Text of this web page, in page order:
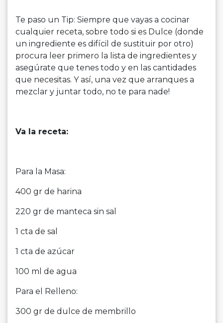
Te paso un Tip: Siempre que vayas a cocinar
cualquier receta, sobre todo si es Dulce (donde
un ingrediente es difícil de sustituir por otro)
procura leer primero la lista de ingredientes y
asegúrate que tenes todo y en las cantidades
que necesitas. Y así, una vez que arranques a
mezclar y juntar todo, no te para nade!
Va la receta:
Para la Masa:
400 gr de harina
220 gr de manteca sin sal
1 cta de sal
1 cta de azúcar
100 ml de agua
Para el Relleno:
300 gr de dulce de membrillo